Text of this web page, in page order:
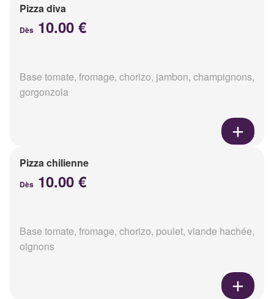
Pizza diva
Dès 10.00 €
Base tomate, fromage, chorizo, jambon, champignons,
gorgonzola
Pizza chilienne
Dès 10.00 €
Base tomate, fromage, chorizo, poulet, viande hachée,
oignons